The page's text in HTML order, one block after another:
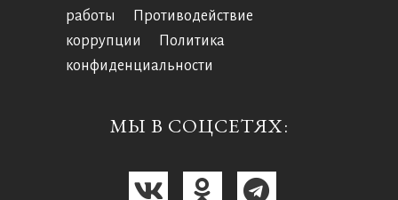
работы
Противодействие
коррупции
Политика
конфиденциальности
МЫ В СОЦСЕТЯХ: